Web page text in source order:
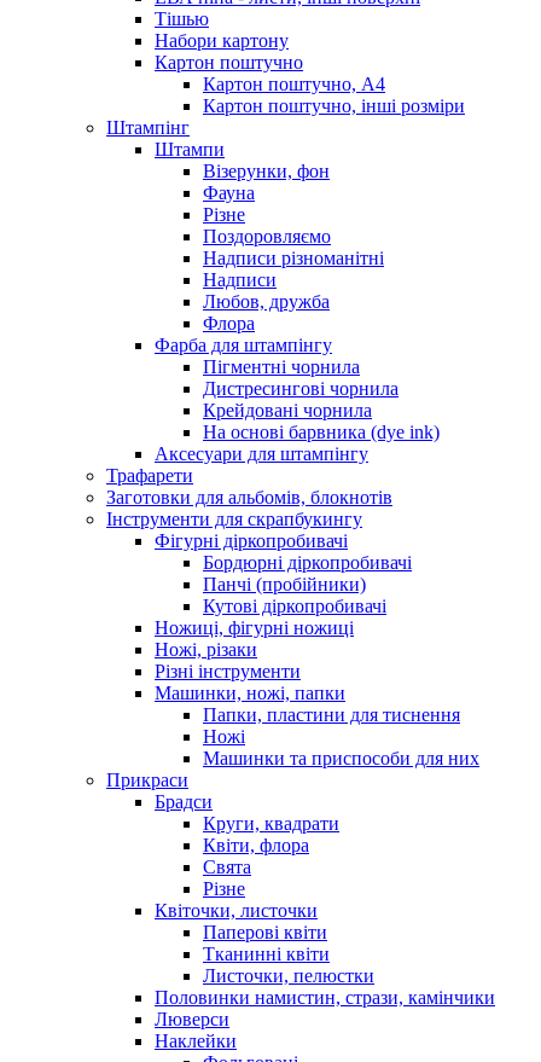
Тішью
Набори картону
Картон поштучно
Картон поштучно, А4
Картон поштучно, інші розміри
Штампінг
Штампи
Візерунки, фон
Фауна
Різне
Поздоровляємо
Надписи різноманітні
Надписи
Любов, дружба
Флора
Фарба для штампінгу
Пігментні чорнила
Дистресингові чорнила
Крейдовані чорнила
На основі барвника (dye ink)
Аксесуари для штампінгу
Трафарети
Заготовки для альбомів, блокнотів
Інструменти для скрапбукингу
Фігурні діркопробивачі
Бордюрні діркопробивачі
Панчі (пробійники)
Кутові діркопробивачі
Ножиці, фігурні ножиці
Ножі, різаки
Різні інструменти
Машинки, ножі, папки
Папки, пластини для тиснення
Ножі
Машинки та приспособи для них
Прикраси
Брадси
Круги, квадрати
Квіти, флора
Свята
Різне
Квіточки, листочки
Паперові квіти
Тканинні квіти
Листочки, пелюстки
Половинки намистин, стрази, камінчики
Люверси
Наклейки